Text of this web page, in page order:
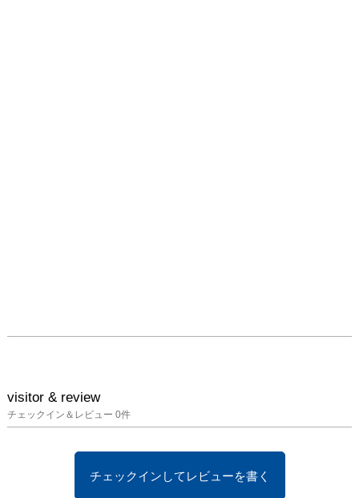
visitor & review
チェックイン＆レビュー 0件
チェックインしてレビューを書く